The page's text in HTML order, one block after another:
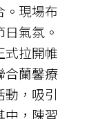
。現場布
氣氛。
式拉開帷
合蘭馨療
，吸引
中，陳習